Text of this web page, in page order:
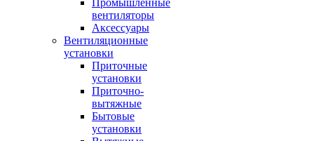
Промышленные
вентиляторы
Аксессуары
Вентиляционные
установки
Приточные
установки
Приточно-
вытяжные
Бытовые
установки